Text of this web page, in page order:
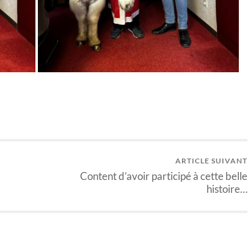
ARTICLE SUIVANT
Content d’avoir participé à cette belle
histoire…